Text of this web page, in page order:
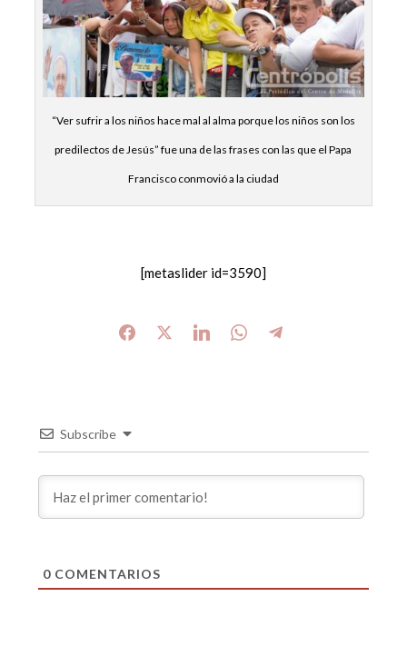
“Ver sufrir a los niños hace mal al alma porque los niños son los
predilectos de Jesús” fue una de las frases con las que el Papa
Francisco conmovió a la ciudad
[metaslider id=3590]
Subscribe
0COMENTARIOS